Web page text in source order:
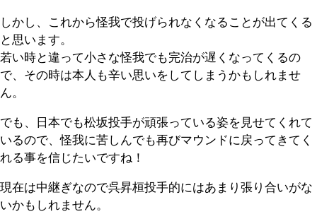
しかし、これから怪我で投げられなくなることが出てくる
と思います。
若い時と違って小さな怪我でも完治が遅くなってくるの
で、その時は本人も辛い思いをしてしまうかもしれませ
ん。
でも、日本でも松坂投手が頑張っている姿を見せてくれて
いるので、怪我に苦しんでも再びマウンドに戻ってきてく
れる事を信じたいですね！
現在は中継ぎなので呉昇桓投手的にはあまり張り合いがな
いかもしれません。